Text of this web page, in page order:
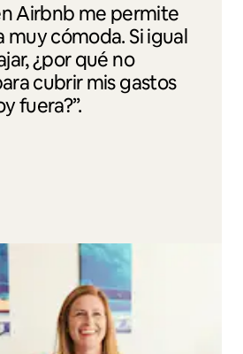
Airbnb me permite
muy cómoda. Si igual
¿por qué no
cubrir mis gastos
fuera?”.